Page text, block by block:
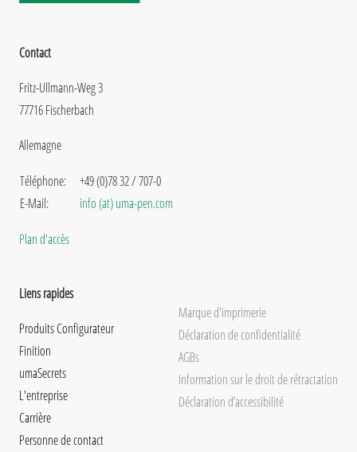
Contact
Fritz-Ullmann-Weg 3
77716 Fischerbach
Allemagne
Téléphone:
E-Mail:
+49 (0)78 32 / 707-0
info (at) uma-pen.com
Plan d'accès
Liens rapides
Produits Configurateur
Finition
umaSecrets
L'entreprise
Carrière
Personne de contact
Marque d'imprimerie
Déclaration de confidentialité
AGBs
Information sur le droit de rétractation
Déclaration d’accessibilité